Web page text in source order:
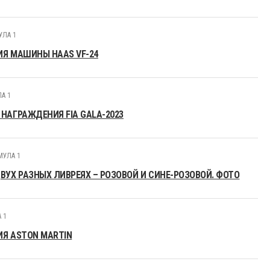
1
МАШИНЫ HAAS VF-24
1
FIA GALA-2023
1
РАЗНЫХ ЛИВРЕЯХ – РОЗОВОЙ И СИНЕ-РОЗОВОЙ. ФОТО
1
ASTON MARTIN